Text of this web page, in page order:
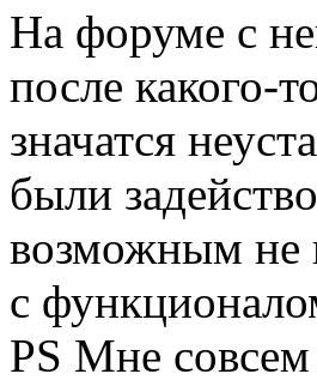
На форуме с
после какого-
значатся
были
возможным не
с
PS Мне